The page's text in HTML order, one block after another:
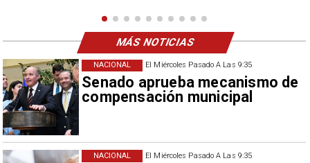
El Miércoles Pasado A Las 9:35
Senado aprueba mecanismo de
compensación municipal
NACIONAL
El Miércoles Pasado A Las 9:35
NACIONAL
MÁS NOTICIAS